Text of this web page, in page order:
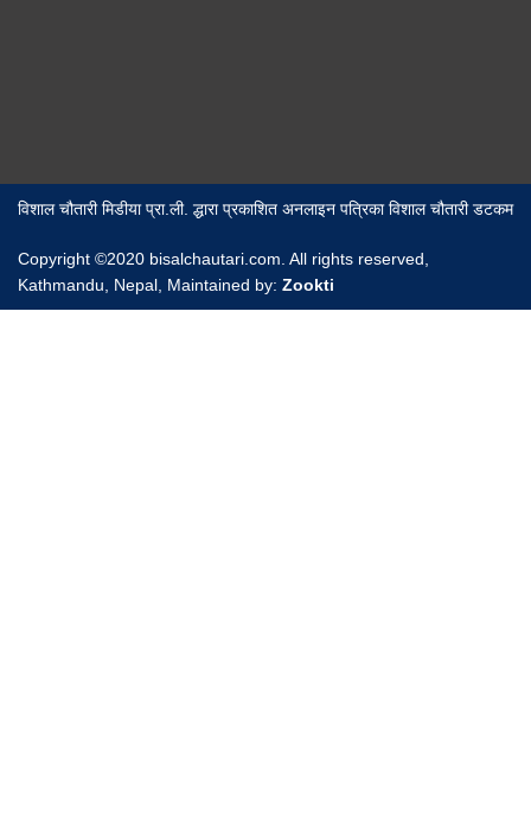
विशाल चौतारी मिडीया प्रा.ली. द्धारा प्रकाशित अनलाइन पत्रिका विशाल चौतारी डटकम
Copyright ©2020 bisalchautari.com. All rights reserved,
Kathmandu, Nepal, Maintained by: Zookti